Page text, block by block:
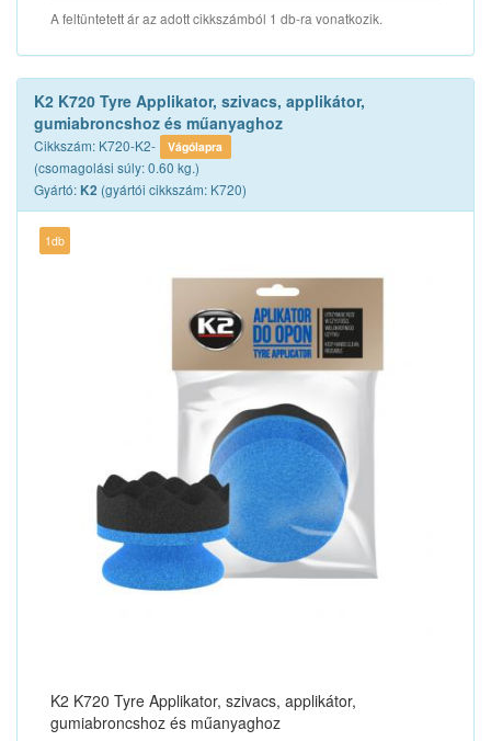
A feltüntetett ár az adott cikkszámból 1 db-ra vonatkozik.
K2 K720 Tyre Applikator, szivacs, applikátor,
gumiabroncshoz és műanyaghoz
Cikkszám: K720-K2- Vágólapra
(csomagolási súly: 0.60 kg.)
Gyártó: K2 (gyártói cikkszám: K720)
1db
K2 K720 Tyre Applikator, szivacs, applikátor,
gumiabroncshoz és műanyaghoz